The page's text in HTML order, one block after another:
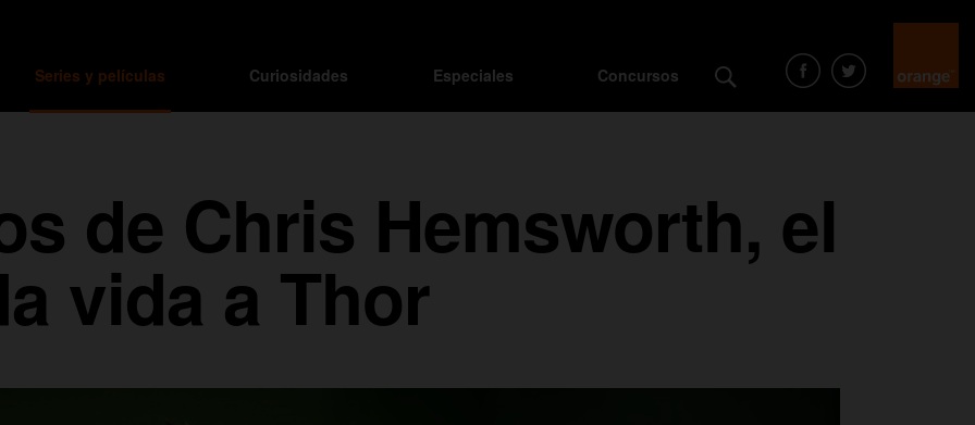
Series y películas Curiosidades Especiales Concursos
de Chris Hemsworth, el
vida a Thor